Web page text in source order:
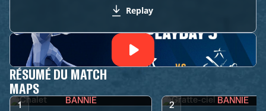
Replay
RÉSUMÉ DU MATCH
MAPS
1 BANNIE 2 BANNIE